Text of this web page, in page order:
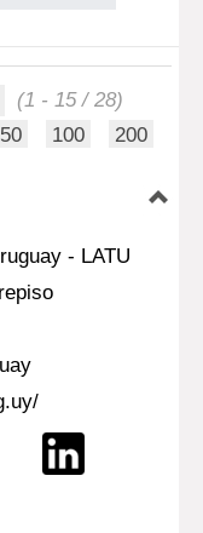
(1 - 15 / 28)
50 100 200
- LATU